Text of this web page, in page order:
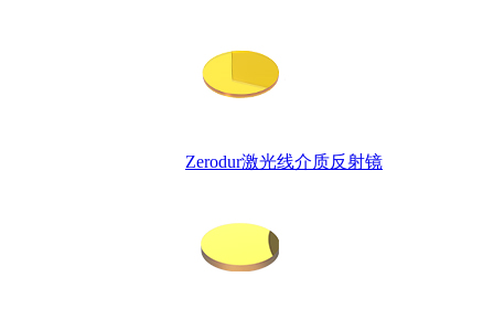
Zerodur激光线介质反射镜